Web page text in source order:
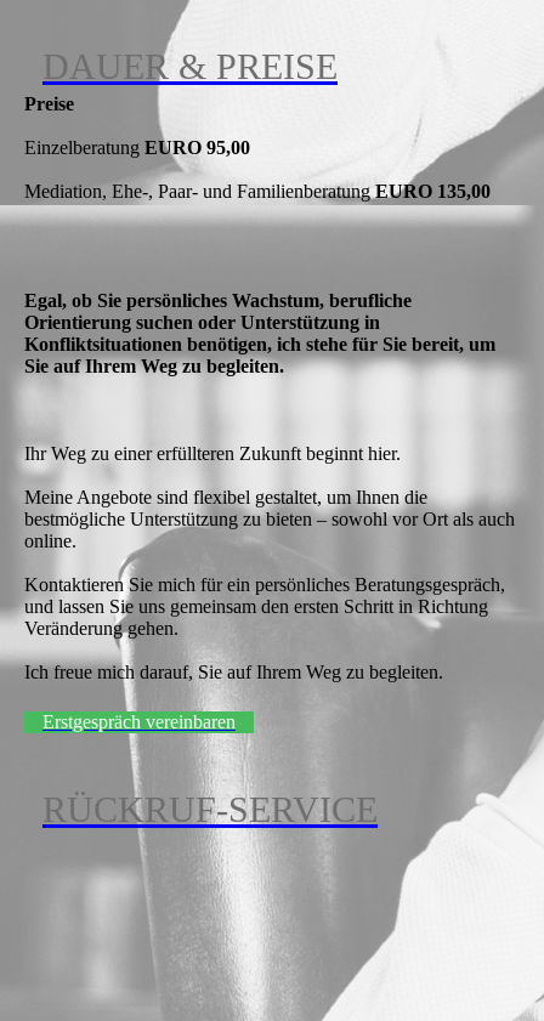
DAUER & PREISE
Preise
Einzelberatung EURO 95,00
Mediation, Ehe-, Paar- und Familienberatung EURO 135,00
Egal, ob Sie persönliches Wachstum, berufliche
Orientierung suchen oder Unterstützung in
Konfliktsituationen benötigen, ich stehe für Sie bereit, um
Sie auf Ihrem Weg zu begleiten.
Ihr Weg zu einer erfüllteren Zukunft beginnt hier.
Meine Angebote sind flexibel gestaltet, um Ihnen die
bestmögliche Unterstützung zu bieten – sowohl vor Ort als auch
online.
Kontaktieren Sie mich für ein persönliches Beratungsgespräch,
und lassen Sie uns gemeinsam den ersten Schritt in Richtung
Veränderung gehen.
Ich freue mich darauf, Sie auf Ihrem Weg zu begleiten.
Erstgespräch vereinbaren
RÜCKRUF-SERVICE